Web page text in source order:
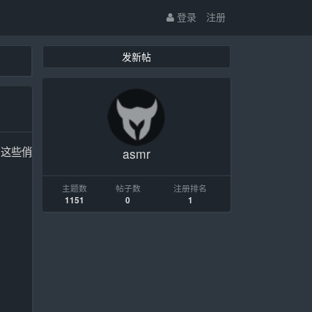
登录 注册
些俏
发新帖
asmr
主题数
1151
帖子数
0
注册排名
1